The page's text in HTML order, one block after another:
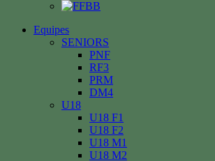
Equipes
SENIORS
PNF
RF3
PRM
DM4
U18
U18 F1
U18 F2
U18 M1
U18 M2